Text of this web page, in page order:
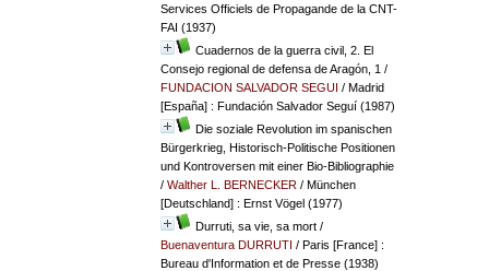
Services Officiels de Propagande de la CNT-
FAI (1937)
Cuadernos de la guerra civil, 2. El
Consejo regional de defensa de Aragón, 1 /
FUNDACION SALVADOR SEGUI / Madrid
[España] : Fundación Salvador Seguí (1987)
Die soziale Revolution im spanischen
Bürgerkrieg, Historisch-Politische Positionen
und Kontroversen mit einer Bio-Bibliographie
/ Walther L. BERNECKER/ München
[Deutschland] : Ernst Vögel (1977)
Durruti, sa vie, sa mort/
Buenaventura DURRUTI / Paris [France] :
Bureau d'Information et de Presse (1938)